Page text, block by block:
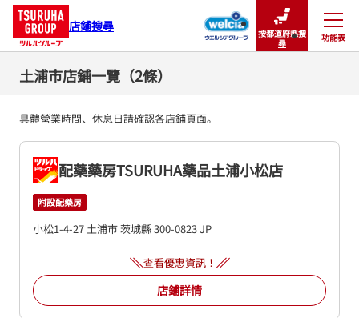
店鋪搜尋
按都道府縣搜
尋
功能表
關閉
土浦市店鋪一覽（2條）
具體營業時間、休息日請確認各店鋪頁面。
配藥藥房TSURUHA藥品土浦小松店
附設配藥房
小松1-4-27 土浦市茨城縣300-0823JP
查看優惠資訊！
店鋪詳情